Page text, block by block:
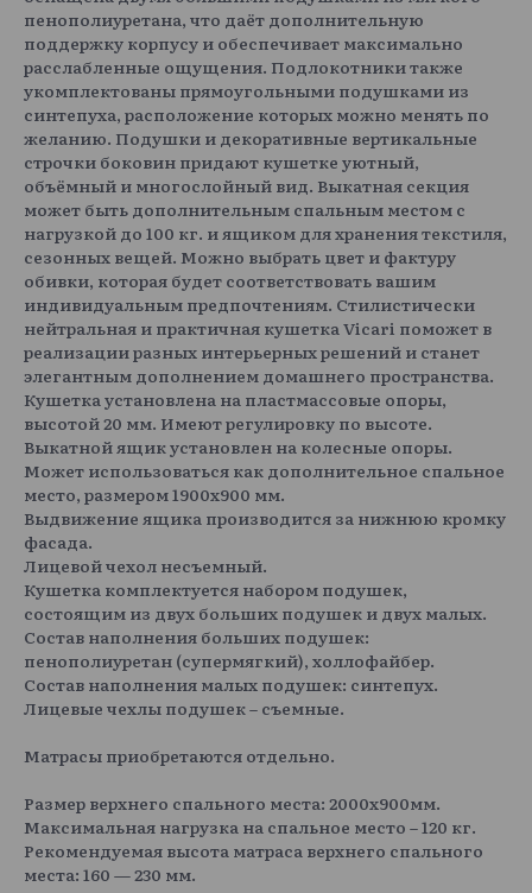
пенополиуретана, что даёт дополнительную
поддержку корпусу и обеспечивает максимально
расслабленные ощущения. Подлокотники также
укомплектованы прямоугольными подушками из
синтепуха, расположение которых можно менять по
желанию. Подушки и декоративные вертикальные
строчки боковин придают кушетке уютный,
объёмный и многослойный вид. Выкатная секция
может быть дополнительным спальным местом с
нагрузкой до 100 кг. и ящиком для хранения текстиля,
сезонных вещей. Можно выбрать цвет и фактуру
обивки, которая будет соответствовать вашим
индивидуальным предпочтениям. Стилистически
нейтральная и практичная кушетка Vicari поможет в
реализации разных интерьерных решений и станет
элегантным дополнением домашнего пространства.
Кушетка установлена на пластмассовые опоры,
высотой 20 мм. Имеют регулировку по высоте.
Выкатной ящик установлен на колесные опоры.
Может использоваться как дополнительное спальное
место, размером 1900х900 мм.
Выдвижение ящика производится за нижнюю кромку
фасада.
Лицевой чехол несъемный.
Кушетка комплектуется набором подушек,
состоящим из двух больших подушек и двух малых.
Состав наполнения больших подушек:
пенополиуретан (супермягкий), холлофайбер.
Состав наполнения малых подушек: синтепух.
Лицевые чехлы подушек – съемные.
Матрасы приобретаются отдельно.
Размер верхнего спального места: 2000х900мм.
Максимальная нагрузка на спальное место – 120 кг.
Рекомендуемая высота матраса верхнего спального
места: 160 — 230 мм.